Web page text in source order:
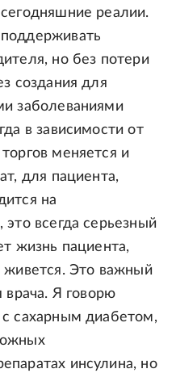
реалии.
но без потери
создания для
заболеваниями
в зависимости от
меняется и
для пациента,
на
всегда серьезный
жизнь пациента,
живется. Это важный
врача. Я говорю
сахарным диабетом,
инсулина, но